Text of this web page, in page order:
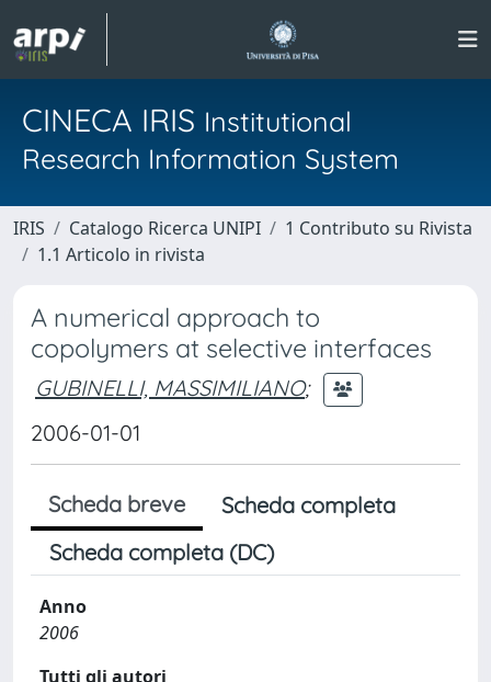
CINECA IRIS Institutional
Research Information System
IRIS Catalogo Ricerca UNIPI
1 Contributo su Rivista
1.1 Articolo in rivista
A numerical approach to
copolymers at selective interfaces
GUBINELLI, MASSIMILIANO;
2006-01-01
Scheda breve
Scheda completa
Scheda completa (DC)
Anno
2006
Tutti gli autori